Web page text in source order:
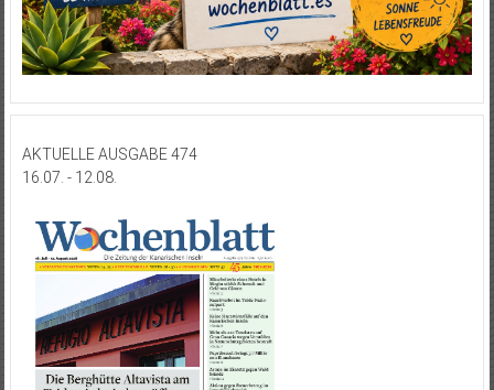
AKTUELLE AUSGABE 474
16.07. - 12.08.